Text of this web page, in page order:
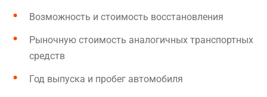
Возможность и стоимость восстановления
Рыночную стоимость аналогичных транспортных
средств
Год выпуска и пробег автомобиля